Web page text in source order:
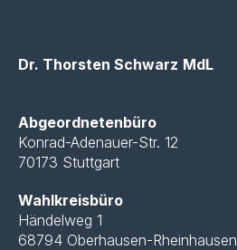
Dr. Thorsten Schwarz MdL
Abgeordnetenbüro
Konrad-Adenauer-Str. 12
70173 Stuttgart
Wahlkreisbüro
Händelweg 1
68794 Oberhausen-Rheinhausen